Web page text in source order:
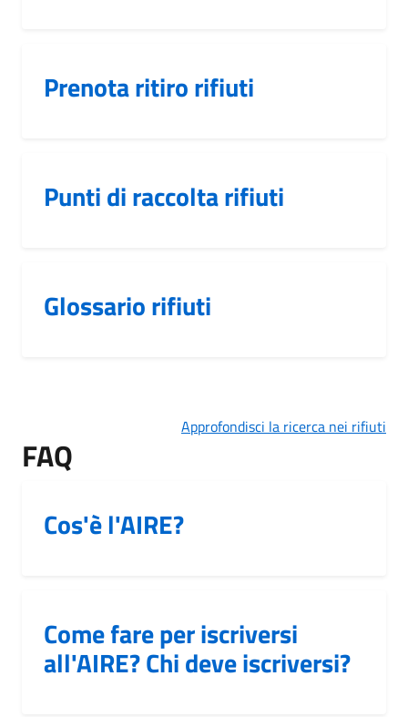
Prenota ritiro rifiuti
Punti di raccolta rifiuti
Glossario rifiuti
Approfondisci la ricerca nei rifiuti
FAQ
Cos'è l'AIRE?
Come fare per iscriversi
all'AIRE? Chi deve iscriversi?